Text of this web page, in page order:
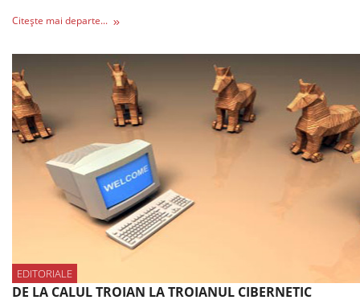
Citește mai departe...
EDITORIALE
DE LA CALUL TROIAN LA TROIANUL CIBERNETIC